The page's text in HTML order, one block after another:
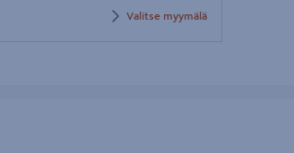
Valitse myymälä